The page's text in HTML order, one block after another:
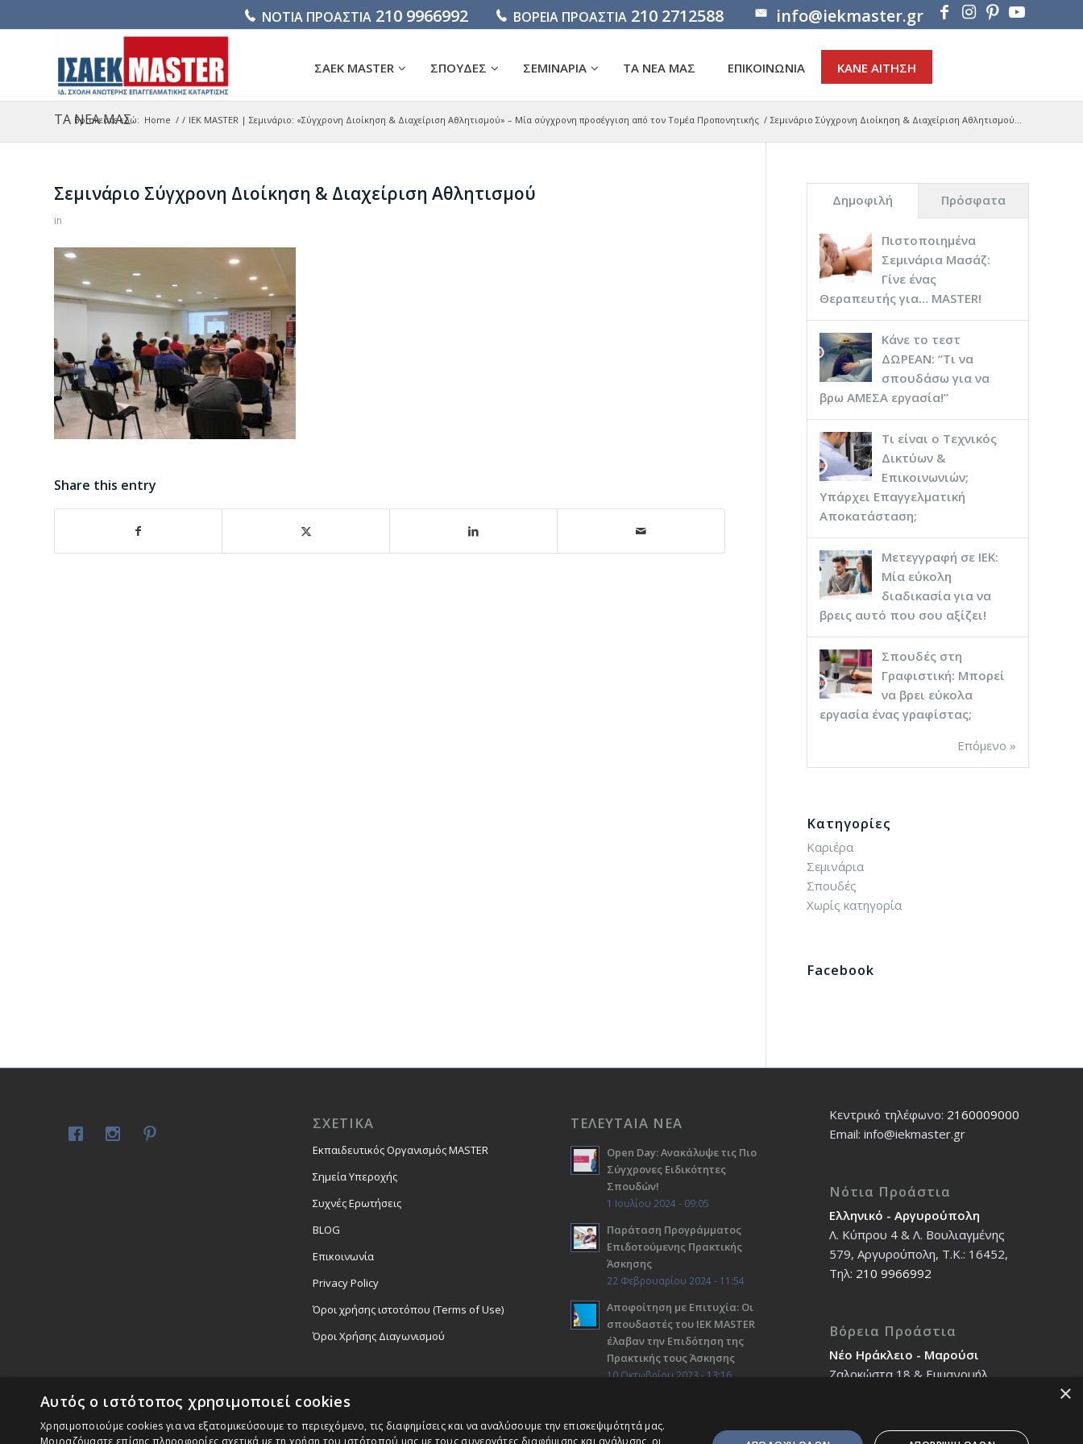
ΝΟΤΙΑ ΠΡΟΑΣΤΙΑ 210 9966992 ΒΟΡΕΙΑ ΠΡΟΑΣΤΙΑ 210 2712588 info@iekmaster.gr
ΣΑΕΚ MASTER ΣΠΟΥΔΕΣ ΣΕΜΙΝΑΡΙΑ ΤΑ ΝΕΑ ΜΑΣ ΕΠΙΚΟΙΝΩΝΙΑ ΚΑΝΕ ΑΙΤΗΣΗ
ΤΑ ΝΕΑ ΜΑΣ
Βρίσκεστε εδώ: Home / / IEK MASTER | Σεμινάριο: «Σύγχρονη Διοίκηση & Διαχείριση Αθλητισμού» – Μία σύγχρονη προσέγγιση από τον Τομέα Προπονητικής / Σεμινάριο Σύγχρονη Διοίκηση & Διαχείριση Αθλητισμού...
Σεμινάριο Σύγχρονη Διοίκηση & Διαχείριση Αθλητισμού
in
Share this entry
Δημοφιλή Πρόσφατα
Πιστοποιημένα
Σεμινάρια Μασάζ:
Γίνε ένας
Θεραπευτής για… ΜASTER!
Κάνε το τεστ
ΔΩΡΕΑΝ: “Τι να
σπουδάσω για να
βρω ΑΜΕΣΑ εργασία!”
Τι είναι ο Τεχνικός
Δικτύων &
Επικοινωνιών;
Υπάρχει Επαγγελματική
Αποκατάσταση;
Μετεγγραφή σε ΙΕΚ:
Μία εύκολη
διαδικασία για να
βρεις αυτό που σου αξίζει!
Σπουδές στη
Γραφιστική: Μπορεί
να βρει εύκολα
εργασία ένας γραφίστας;
Επόμενο »
Kατηγορίες
Καριέρα
Σεμινάρια
Σπουδές
Χωρίς κατηγορία
Facebook
ΣΧΕΤΙΚΑ
Εκπαιδευτικός Οργανισμός MASTER
Σημεία Υπεροχής
Συχνές Ερωτήσεις
BLOG
Επικοινωνία
Privacy Policy
Όροι χρήσης ιστοτόπου (Terms of Use)
Όροι Χρήσης Διαγωνισμού
ΤΕΛΕΥΤΑΙΑ ΝΕΑ
Open Day: Ανακάλυψε τις Πιο
Σύγχρονες Ειδικότητες
Σπουδών!
1 Ιουλίου 2024 - 09:05
Παράταση Προγράμματος
Επιδοτούμενης Πρακτικής
Άσκησης
22 Φεβρουαρίου 2024 - 11:54
Αποφοίτηση με Επιτυχία: Οι
σπουδαστές του ΙΕΚ ΜΑSTER
έλαβαν την Επιδότηση της
Πρακτικής τους Άσκησης
10 Οκτωβρίου 2023 - 13:16
Κεντρικό τηλέφωνο: 2160009000
Εmail: info@iekmaster.gr
Νότια Προάστια
Ελληνικό - Αργυρούπολη
Λ. Κύπρου 4 & Λ. Βουλιαγμένης
579, Αργυρούπολη, T.K.: 16452,
Τηλ: 210 9966992
Βόρεια Προάστια
Νέο Ηράκλειο - Μαρούσι
Ζαλοκώστα 18 & Εμμανουήλ
×
Αυτός ο ιστότοπος χρησιμοποιεί cookies
Χρησιμοποιούμε cookies για να εξατομικεύσουμε το περιεχόμενο, τις διαφημίσεις και να αναλύσουμε την επισκεψιμότητά μας.
Μοιραζόμαστε επίσης πληροφορίες σχετικά με τη χρήση του ιστότοπού μας με τους συνεργάτες διαφήμισης και ανάλυσης, οι